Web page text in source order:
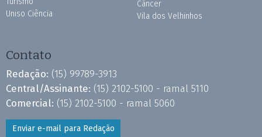
Uniso Ciência
Câncer
Vila dos Velhinhos
Contato
Redação: (15) 99789-3913
Central/Assinante: (15) 2102-5100 - ramal 5110
Comercial: (15) 2102-5100 - ramal 5060
Enviar e-mail para Redação